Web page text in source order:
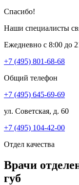
Спасибо!
Наши специалисты
Ежедневно с 8:00 до
+7 (495) 801-68-68
Общий телефон
+7 (495) 645-69-69
ул. Советская, д. 60
+7 (495) 104-42-00
Отдел качества
Врачи
губ